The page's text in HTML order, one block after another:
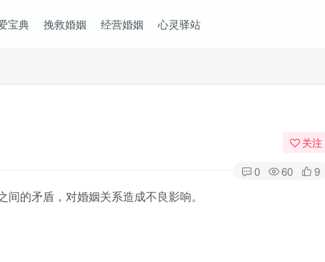
宝典 挽救婚姻 经营婚姻 心灵驿站
关注
0 60 9
的矛盾，对婚姻关系造成不良影响。